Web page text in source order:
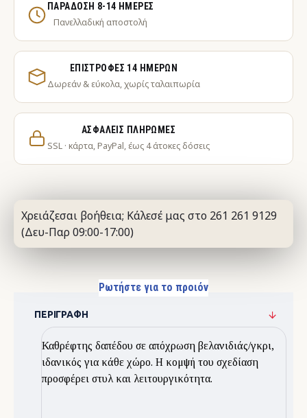
ΠΑΡΆΔΟΣΗ 8-14 ΗΜΈΡΕΣ
Πανελλαδική αποστολή
ΕΠΙΣΤΡΟΦΈΣ 14 ΗΜΕΡΏΝ
Δωρεάν & εύκολα, χωρίς ταλαιπωρία
ΑΣΦΑΛΕΊΣ ΠΛΗΡΩΜΈΣ
SSL · κάρτα, PayPal, έως 4 άτοκες δόσεις
Χρειάζεσαι βοήθεια; Κάλεσέ μας στο 261 261 9129
(Δευ-Παρ 09:00-17:00)
Ρωτήστε για το προιόν
ΠΕΡΙΓΡΑΦΉ
Καθρέφτης δαπέδου σε απόχρωση βελανιδιάς/γκρι,
ιδανικός για κάθε χώρο. Η κομψή του σχεδίαση
προσφέρει στυλ και λειτουργικότητα.